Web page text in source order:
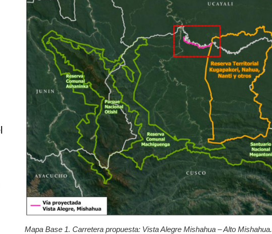
Mapa Base 1. Carretera propuesta: Vista Alegre Mishahua – Alto Mishahua.